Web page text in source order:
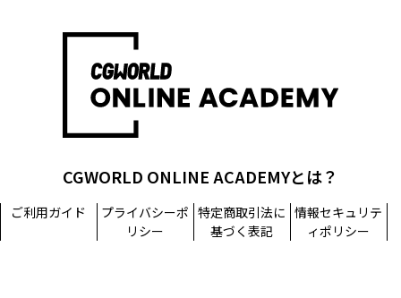
CGWORLD ONLINE ACADEMYとは？
ご利用ガイド
プライバシーポ
リシー
特定商取引法に
基づく表記
情報セキュリテ
ィポリシー